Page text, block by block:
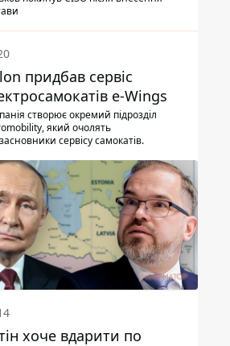
придбав сервіс
e-Wings
створює окремий підрозділ
який очолять
сервісу самокатів.
хоче вдарити по